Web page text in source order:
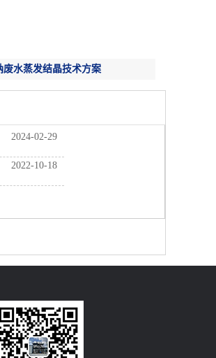
废水蒸发结晶技术方案
2024-02-29
2022-10-18